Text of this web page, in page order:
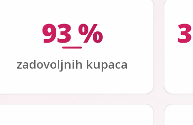
93 %
zadovoljnih kupaca